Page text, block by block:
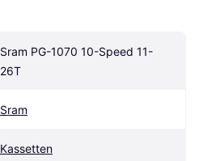
Sram PG-1070 10-Speed 11-
26T
Sram
Kassetten